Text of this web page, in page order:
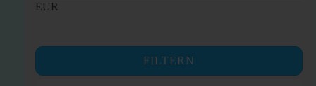
EUR
FILTERN